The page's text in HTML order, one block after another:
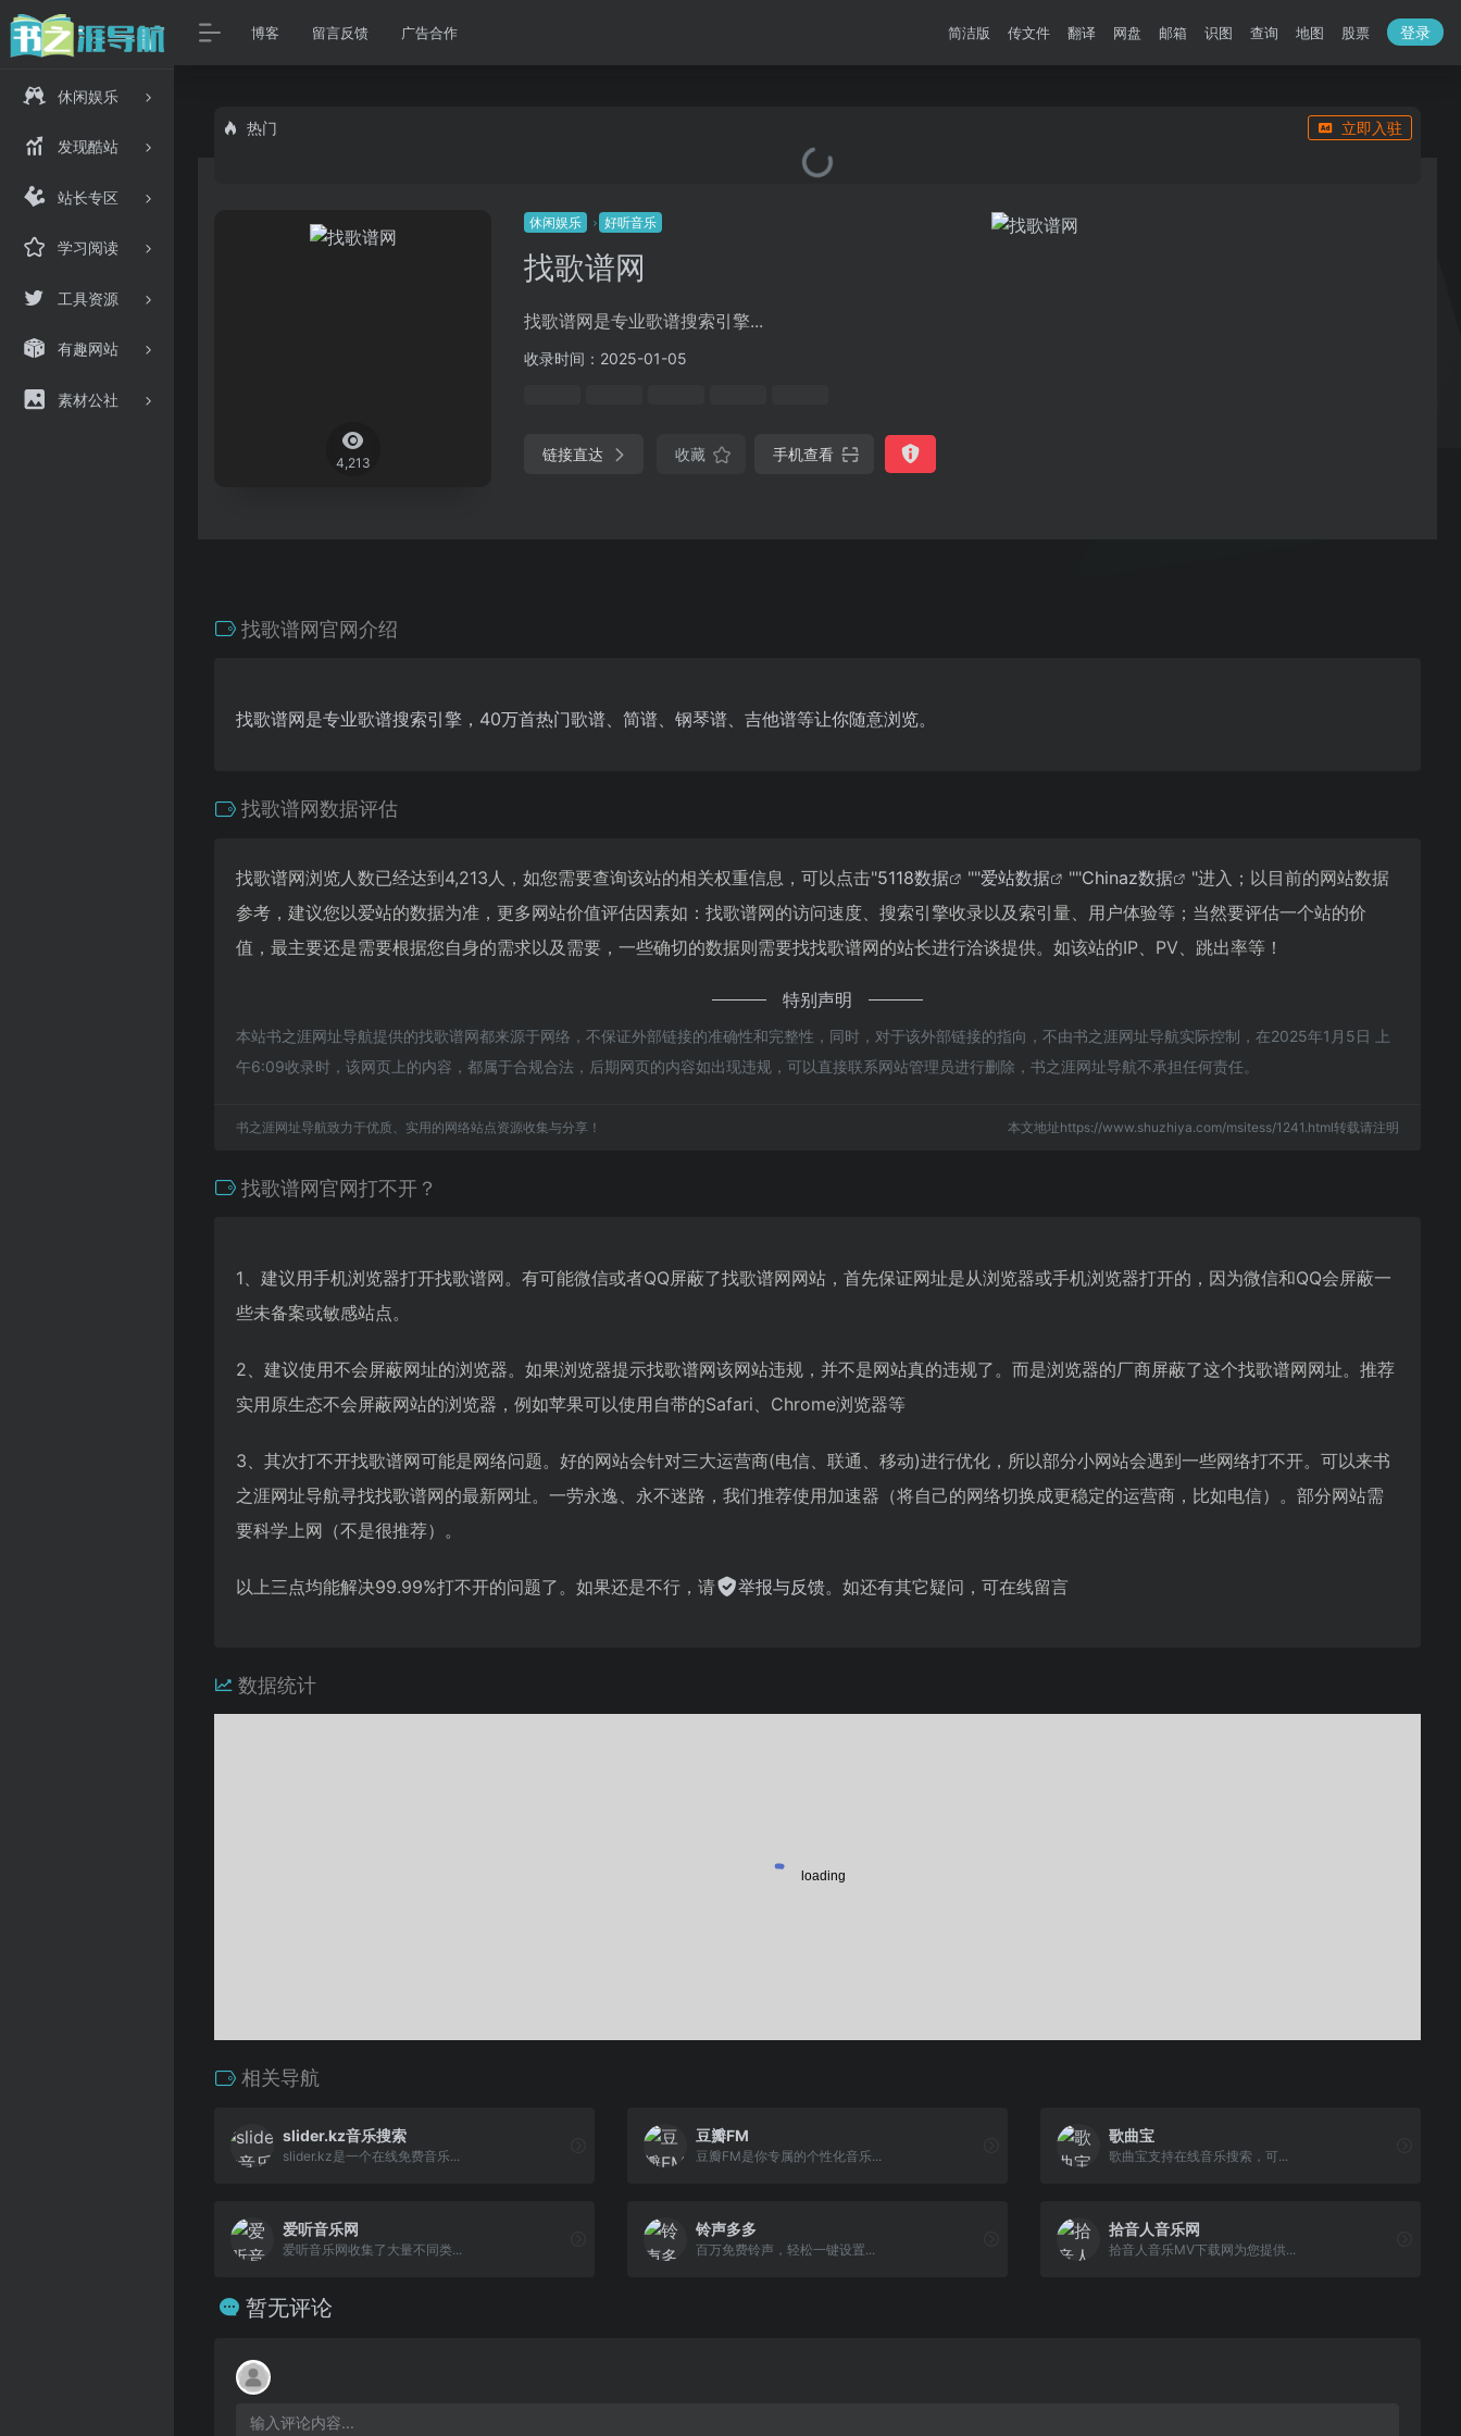
休闲娱乐
发现酷站
站长专区
学习阅读
工具资源
有趣网站
素材公社
博客 留言反馈 广告合作 简洁版 传文件 翻译 网盘 邮箱 识图 查询 地图 股票 登录
热门 立即入驻
4,213
休闲娱乐 好听音乐
找歌谱网
找歌谱网是专业歌谱搜索引擎...
收录时间：2025-01-05
链接直达 收藏 手机查看
找歌谱网官网介绍
找歌谱网是专业歌谱搜索引擎，40万首热门歌谱、简谱、钢琴谱、吉他谱等让你随意浏览。
找歌谱网数据评估
找歌谱网浏览人数已经达到4,213人，如您需要查询该站的相关权重信息，可以点击"5118数据 ""爱站数据 ""Chinaz数据
"进入；以目前的网站数据
参考，建议您以爱站的数据为准，更多网站价值评估因素如：找歌谱网的访问速度、搜索引擎收录以及索引量、用户体验等；当然要评估一个站的价
值，最主要还是需要根据您自身的需求以及需要，一些确切的数据则需要找找歌谱网的站长进行洽谈提供。如该站的IP、PV、跳出率等！
特别声明
本站书之涯网址导航提供的找歌谱网都来源于网络，不保证外部链接的准确性和完整性，同时，对于该外部链接的指向，不由书之涯网址导航实际控制，在2025年1月5日 上
午6:09收录时，该网页上的内容，都属于合规合法，后期网页的内容如出现违规，可以直接联系网站管理员进行删除，书之涯网址导航不承担任何责任。
书之涯网址导航致力于优质、实用的网络站点资源收集与分享！ 本文地址https://www.shuzhiya.com/msitess/1241.html转载请注明
找歌谱网官网打不开？
1、建议用手机浏览器打开找歌谱网。有可能微信或者QQ屏蔽了找歌谱网网站，首先保证网址是从浏览器或手机浏览器打开的，因为微信和QQ会屏蔽一
些未备案或敏感站点。
2、建议使用不会屏蔽网址的浏览器。如果浏览器提示找歌谱网该网站违规，并不是网站真的违规了。而是浏览器的厂商屏蔽了这个找歌谱网网址。推荐
实用原生态不会屏蔽网站的浏览器，例如苹果可以使用自带的Safari、Chrome浏览器等
3、其次打不开找歌谱网可能是网络问题。好的网站会针对三大运营商(电信、联通、移动)进行优化，所以部分小网站会遇到一些网络打不开。可以来书
之涯网址导航寻找找歌谱网的最新网址。一劳永逸、永不迷路，我们推荐使用加速器（将自己的网络切换成更稳定的运营商，比如电信）。部分网站需
要科学上网（不是很推荐）。
以上三点均能解决99.99%打不开的问题了。如果还是不行，请 举报与反馈。如还有其它疑问，可在线留言
数据统计
相关导航
slider.kz音乐搜索
slider.kz是一个在线免费音乐...
豆瓣FM
豆瓣FM是你专属的个性化音乐...
歌曲宝
歌曲宝支持在线音乐搜索，可...
爱听音乐网
爱听音乐网收集了大量不同类...
铃声多多
百万免费铃声，轻松一键设置...
拾音人音乐网
拾音人音乐MV下载网为您提供...
暂无评论